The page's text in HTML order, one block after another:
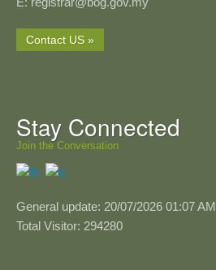
Contact US »
Stay Connected
Join the Conversation
General update: 20/07/2026 01:07 AM
Total Visitor: 294280